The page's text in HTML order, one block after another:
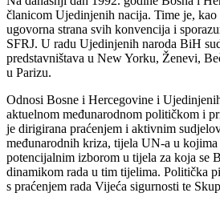
članicom Ujedinjenih nacija. Time je, kao
ugovorna strana svih konvencija i
SFRJ. U radu Ujedinjenih naroda BiH
predstavništava u New Yorku, Ženevi,
u Parizu.
Odnosi Bosne i Hercegovine i
aktuelnom međunarodnom političkom i
je dirigirana praćenjem i aktivnim
međunarodnih kriza, tijela UN-a u
potencijalnim izborom u tijela za koja se
dinamikom rada u tim tijelima. Politička
s praćenjem rada Vijeća sigurnosti te